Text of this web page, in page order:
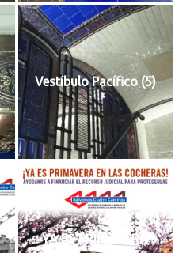
Vestíbulo Pacífico (5)
YA ES PRIMAVERA